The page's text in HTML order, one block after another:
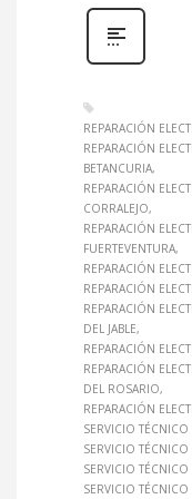
REPARACIÓN
REPARACIÓN
BETANCURIA
REPARACIÓN
CORRALEJO
REPARACIÓN
FUERTEVENTURA
REPARACIÓN
REPARACIÓN
REPARACIÓN
DEL JABLE
REPARACIÓN
REPARACIÓN
DEL ROSARIO
REPARACIÓN
SERVICIO
SERVICIO
SERVICIO
SERVICIO